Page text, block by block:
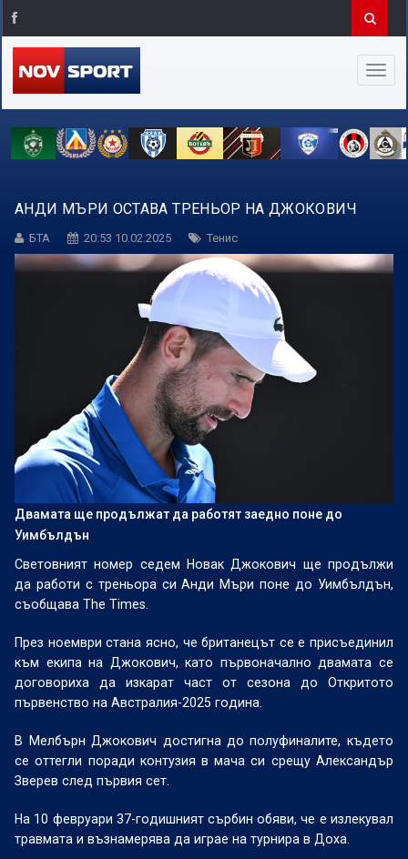
АНДИ МЪРИ ОСТАВА ТРЕНЬОР НА ДЖОКОВИЧ
БТА 20:53 10.02.2025 Тенис
Двамата ще продължат да работят заедно поне до
Уимбълдън
Световният номер седем Новак Джокович ще продължи
да работи с треньора си Анди Мъри поне до Уимбълдън,
съобщава The Times.
През ноември стана ясно, че британецът се е присъединил
към екипа на Джокович, като първоначално двамата се
договориха да изкарат част от сезона до Откритото
първенство на Австралия-2025 година.
В Мелбърн Джокович достигна до полуфиналите, където
се оттегли поради контузия в мача си срещу Александър
Зверев след първия сет.
На 10 февруари 37-годишният сърбин обяви, че е излекувал
травмата и възнамерява да играе на турнира в Доха.